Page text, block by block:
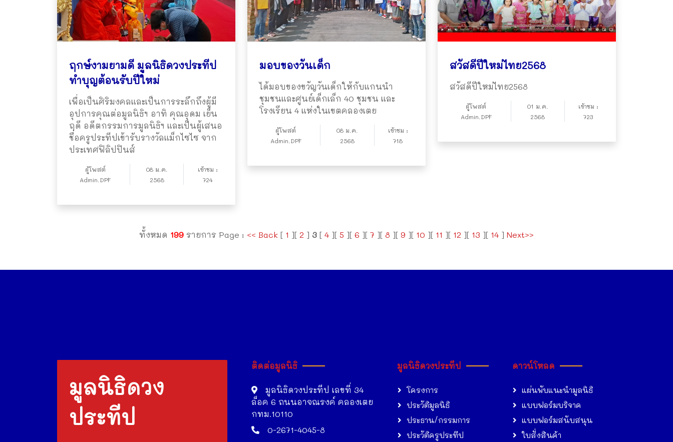
ฤกษ์งามยามดี มูลนิธิดวงประทีป
ทำบุญต้อนรับปีใหม่
เพื่อเป็นศิริมงคลและเป็นการระลึกถึงผู้มี
อุปการคุณต่อมูลนิธิฯ อาทิ คุณอุดม เย็น
ฤดี อดีตกรรมการมูลนิธิฯ และเป็นผู้เสนอ
ชื่อครูประทีปเข้ารับรางวัลแม็กไซไซ จาก
ประเทศฟิลิปปินส์
ผู้โพสต์
Admin.DPF
08 ม.ค.
2568
เข้าชม :
724
มอบของวันเด็ก
ได้มอบของขวัญวันเด็กให้กับแกนนำ
ชุมชนและศูนย์เด็กเล็ก 40 ชุมชน และ
โรงเรียน 4 แห่งในเขตคลองเตย
ผู้โพสต์
Admin.DPF
08 ม.ค.
2568
เข้าชม :
718
สวัสดีปีใหม่ไทย2568
สวัสดีปีใหม่ไทย2568
ผู้โพสต์
Admin.DPF
01 ม.ค.
2568
เข้าชม :
723
ทั้งหมด 199 รายการ Page : << Back [ 1 ][ 2 ] 3 [ 4 ][ 5 ][ 6 ][ 7 ][ 8 ][ 9 ][ 10 ][ 11 ][ 12 ][ 13 ][ 14 ] Next>>
มูลนิธิดวง
ประทีป
ติดต่อมูลนิธิ
มูลนิธิดวงประทีป เลขที่ 34
ล็อค 6 ถนนอาจณรงค์ คลองเตย
กทม.10110
0-2671-4045-8
มูลนิธิดวงประทีป
โครงการ
ประวัติมูลนิธิ
ประธาน/กรรมการ
ประวัติครูประทีป
ดาวน์โหลด
แผ่นพับแนะนำมูลนิธิ
แบบฟอร์มบริจาค
แบบฟอร์มสนับสนุน
ใบสั่งสินค้า